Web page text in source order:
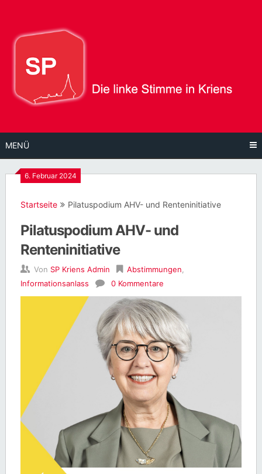
Inhalt
MENÜ
6. Februar 2024
Startseite Pilatuspodium AHV- und Renteninitiative
Pilatuspodium AHV- und
Renteninitiative
Von SP Kriens Admin Abstimmungen
Informationsanlass
0 Kommentare